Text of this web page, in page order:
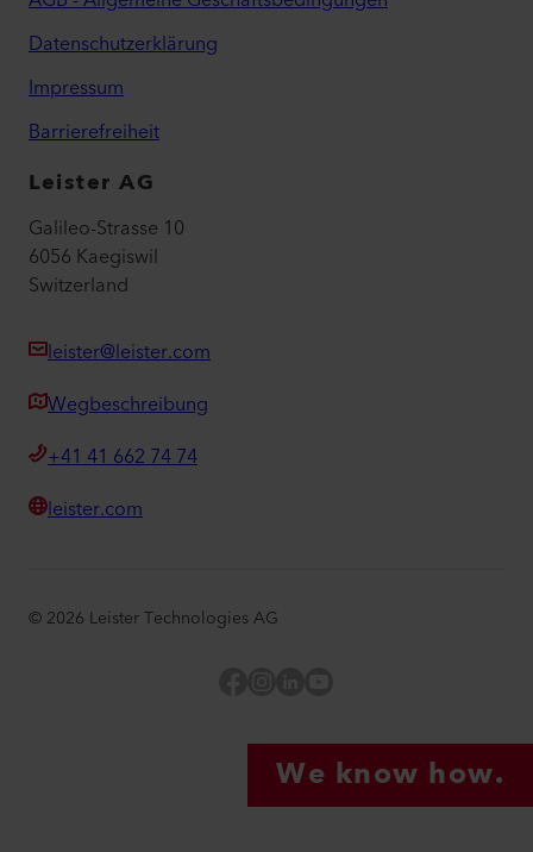
Datenschutzerklärung
Impressum
Barrierefreiheit
Leister AG
Galileo-Strasse 10
6056 Kaegiswil
Switzerland
leister@leister.com
Wegbeschreibung
+41 41 662 74 74
leister.com
© 2026 Leister Technologies AG
We know how.